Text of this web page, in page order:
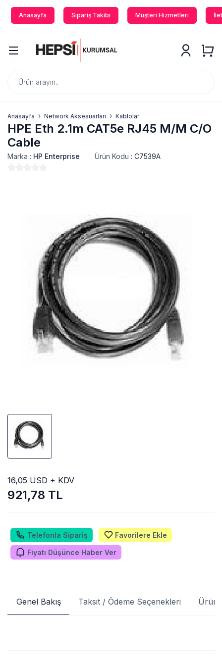
Anasayfa Sipariş Takibi Müşteri Hizmetleri
Anasayfa Network Aksesuarları Kablolar
HPE Eth 2.1m CAT5e RJ45 M/M C/O
Cable
Marka : HP Enterprise Ürün Kodu : C7539A
921,78 TL
16,05 USD + KDV
Telefonla Sipariş Favorilere Ekle
Fiyatı Düşünce Haber Ver
Genel Bakış Taksit / Ödeme Seçenekleri Ürün